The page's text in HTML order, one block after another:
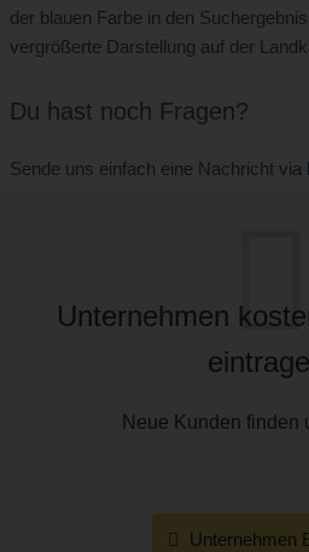
der blauen Farbe in den
vergrößerte Darstellung auf der
Du hast noch Fragen?
Sende uns einfach eine Nachricht via
Unternehmen
Neue Kunden finden
Unternehmen